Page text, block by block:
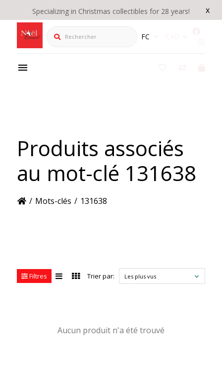
x
Specializing in Christmas collectibles for 28 years!
Rechercher FC
Produits associés
au mot-clé 131638
/ Mots-clés / 131638
Filtres Trier par: Les plus vus
Aucun produit n'a été trouvé